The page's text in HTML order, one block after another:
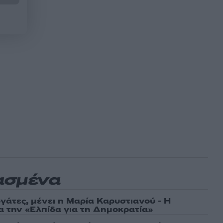
μένει η Μαρία Καρυστιανού - Η
την «Ελπίδα για τη Δημοκρατία»